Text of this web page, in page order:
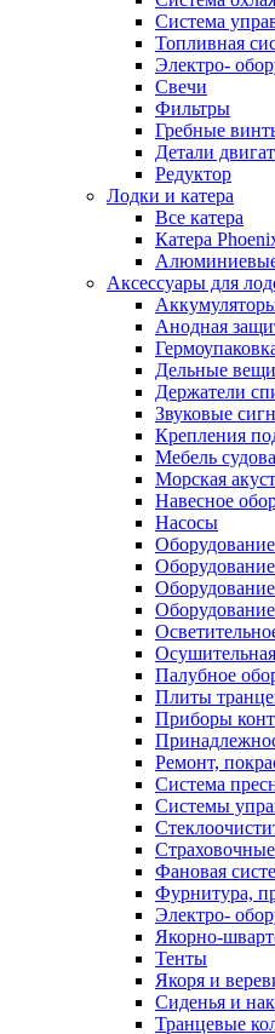
Система
Топливная
Электро-
Свечи
Фильтры
Гребные
Детали
Редуктор
Лодки и катера
Все катера
Катера
Аксессуары для
Анодная
Дельные вещи
Держатели
Звуковые
Крепления
Мебель
Морская
Навесное
Насосы
Палубное
Плиты
Приборы
Ремонт,
Система
Системы
Фановая
Фурнитура,
Электро-
Якорно-
Тенты
Якоря и
Сиденья и
Транцевые